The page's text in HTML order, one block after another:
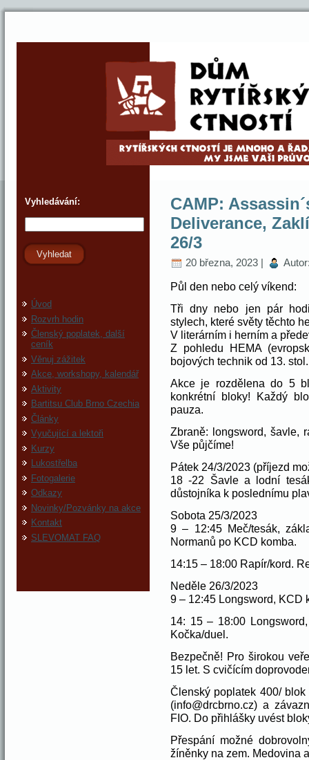
Vyhledávání:
Vyhledat
Úvod
Rozvrh hodin
Členský poplatek, další
ceník
Věnuj zážitek
Akce, workshopy, kalendář
Aktivity
Bartitsu Club Brno Czechia
Články
Vyučující a lektoři
Kurzy
Lukostřelba
Fotogalerie
Odkazy
Novinky/Pozvánky na akce
Kontakt
SLEVOMAT FAQ
CAMP:
Deliverance,
26/3
20 března, 2023 |
Půl den nebo celý víkend:
Tři dny nebo jen pár
stylech, které světy těchto
V literárním i herním a
Z pohledu HEMA
bojových technik od 13.
Akce je rozdělena do 5
konkrétní bloky! Každý
pauza.
Zbraně: longsword, šavle,
Vše půjčíme!
Pátek 24/3/2023 (příjezd
18 -22 Šavle a lodní
důstojníka k poslednímu
Sobota 25/3/2023
9 – 12:45 Meč/tesák,
Normanů po KCD komba.
14:15 – 18:00 Rapír/kord.
Neděle 26/3/2023
9 – 12:45 Longsword, KCD
14: 15 – 18:00
Kočka/duel.
Bezpečně! Pro širokou
15 let. S cvičícím
Členský poplatek 400/
(info@drcbrno.cz) a
FIO. Do přihlášky uvést
Přespání možné
žíněnky na zem. Medovina